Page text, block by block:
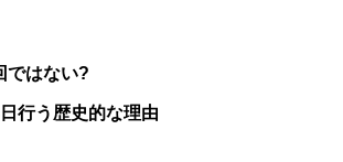
ではない?
行う歴史的な理由